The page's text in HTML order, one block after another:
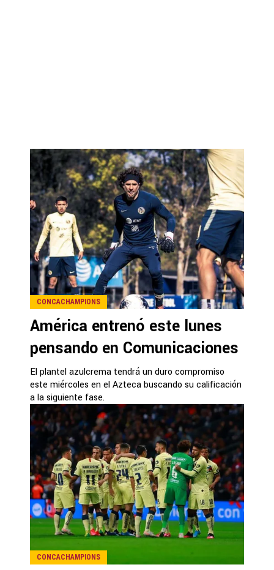
CONCACHAMPIONS
América entrenó este lunes
pensando en Comunicaciones
El plantel azulcrema tendrá un duro compromiso
este miércoles en el Azteca buscando su calificación
a la siguiente fase.
CONCACHAMPIONS